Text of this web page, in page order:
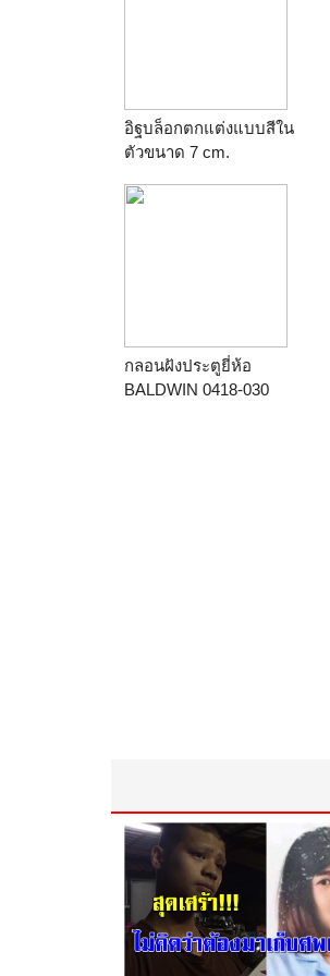
อิฐบล็อกตกแต่งแบบสีใน
ตัวขนาด 7 cm.
กลอนฝังประตูยี่ห้อ
BALDWIN 0418-030